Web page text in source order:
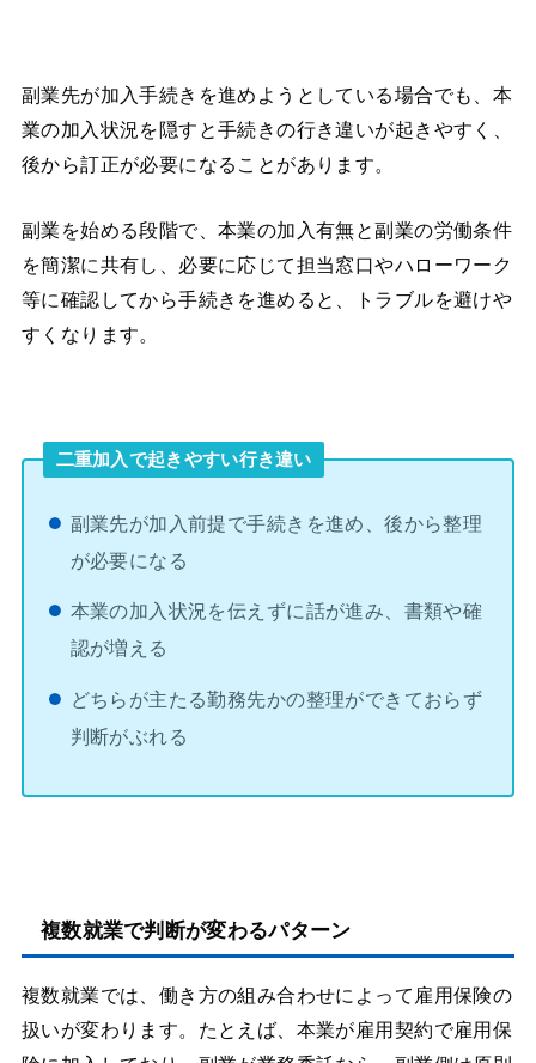
副業先が加入手続きを進めようとしている場合でも、本
業の加入状況を隠すと手続きの行き違いが起きやすく、
後から訂正が必要になることがあります。
副業を始める段階で、本業の加入有無と副業の労働条件
を簡潔に共有し、必要に応じて担当窓口やハローワーク
等に確認してから手続きを進めると、トラブルを避けや
すくなります。
二重加入で起きやすい行き違い
副業先が加入前提で手続きを進め、後から整理
が必要になる
本業の加入状況を伝えずに話が進み、書類や確
認が増える
どちらが主たる勤務先かの整理ができておらず
判断がぶれる
複数就業で判断が変わるパターン
複数就業では、働き方の組み合わせによって雇用保険の
扱いが変わります。たとえば、本業が雇用契約で雇用保